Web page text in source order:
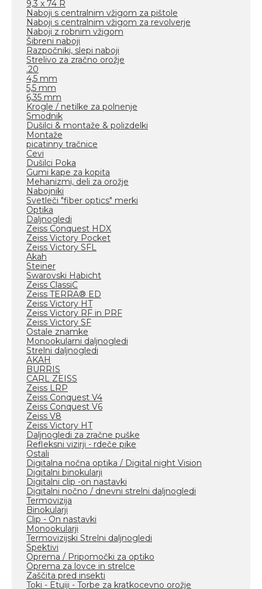
9,3 x 74 R
Naboji s centralnim vžigom za pištole
Naboji s centralnim vžigom za revolverje
Naboji z robnim vžigom
Šibreni naboji
Razpočniki, slepi naboji
Strelivo za zračno orožje
.20
4,5 mm
5,5 mm
6,35 mm
Krogle / netilke za polnenje
Smodnik
Dušilci & montaže & polizdelki
Montaže
picatinny tračnice
Cevi
Dušilci Poka
Gumi kape za kopita
Mehanizmi, deli za orožje
Nabojniki
Svetleči "fiber optics" merki
Optika
Daljnogledi
Zeiss Conquest HDX
Zeiss Victory Pocket
Zeiss Victory SFL
Akah
Steiner
Swarovski Habicht
Zeiss ClassiC
Zeiss TERRA® ED
Zeiss Victory HT
Zeiss Victory RF in PRF
Zeiss Victory SF
Ostale znamke
Monookularni daljnogledi
Strelni daljnogledi
AKAH
BURRIS
CARL ZEISS
Zeiss LRP
Zeiss Conquest V4
Zeiss Conquest V6
Zeiss V8
Zeiss Victory HT
Daljnogledi za zračne puške
Refleksni vizirji - rdeče pike
Ostali
Digitalna nočna optika / Digital night Vision
Digitalni binokularji
Digitalni clip -on nastavki
Digitalni nočno / dnevni strelni daljnogledi
Termovizija
Binokularji
Clip - On nastavki
Monookularji
Termovizijski Strelni daljnogledi
Spektivi
Oprema / Pripomočki za optiko
Oprema za lovce in strelce
Zaščita pred insekti
Toki - Etuiji - Torbe za kratkocevno orožje